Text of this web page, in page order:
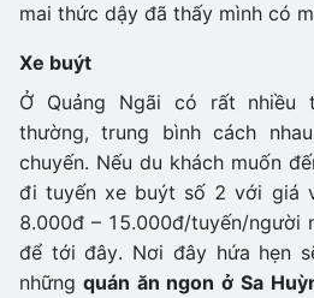
mai thức dậy đã thấy mình có
Xe buýt
Ở Quảng Ngãi có rất nhiều
thường, trung bình cách
chuyến. Nếu du khách muốn
đi tuyến xe buýt số 2 với giá
8.000đ – 15.000đ/tuyến/người
để tới đây. Nơi đây hứa hẹn
những quán ăn ngon ở Sa